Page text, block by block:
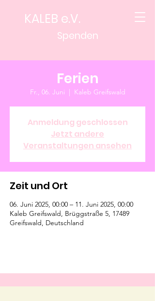
KALEB e.V.
Spenden
Ferien
Fr., 06. Juni
  |
Kaleb Greifswald
Anmeldung geschlossen
Jetzt andere
Veranstaltungen ansehen
Zeit und Ort
06. Juni 2025, 00:00 – 11. Juni 2025, 00:00
Kaleb Greifswald, Brüggstraße 5, 17489
Greifswald, Deutschland